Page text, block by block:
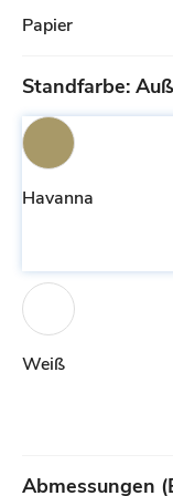
Papier
Standfarbe:
Havanna
Weiß
Abmessungen